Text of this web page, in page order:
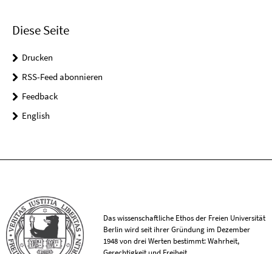
Diese Seite
Drucken
RSS-Feed abonnieren
Feedback
English
Das wissenschaftliche Ethos der Freien Universität
Berlin wird seit ihrer Gründung im Dezember
1948 von drei Werten bestimmt: Wahrheit,